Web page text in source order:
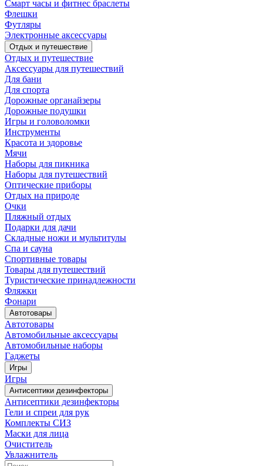
Смарт часы и фитнес браслеты
Флешки
Футляры
Электронные аксессуары
Отдых и путешествие
Отдых и путешествие
Аксессуары для путешествий
Для бани
Для спорта
Дорожные органайзеры
Дорожные подушки
Игры и головоломки
Инструменты
Красота и здоровье
Мячи
Наборы для пикника
Наборы для путешествий
Оптические приборы
Отдых на природе
Очки
Пляжный отдых
Подарки для дачи
Складные ножи и мультитулы
Спа и сауна
Спортивные товары
Товары для путешествий
Туристические принадлежности
Фляжки
Фонари
Автотовары
Автотовары
Автомобильные аксессуары
Автомобильные наборы
Гаджеты
Игры
Игры
Антисептики дезинфекторы
Антисептики дезинфекторы
Гели и спреи для рук
Комплекты СИЗ
Маски для лица
Очиститель
Увлажнитель